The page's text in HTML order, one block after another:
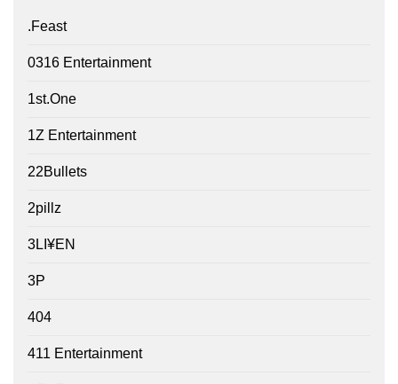
.Feast
0316 Entertainment
1st.One
1Z Entertainment
22Bullets
2pillz
3LI¥EN
3P
404
411 Entertainment